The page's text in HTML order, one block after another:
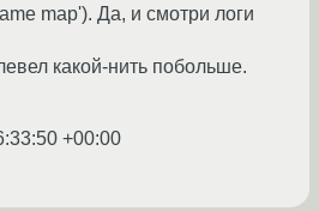
map'). Да, и смотри логи
какой-нить побольше.
+00:00